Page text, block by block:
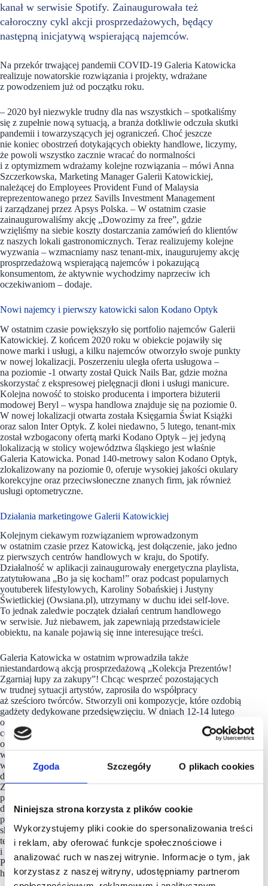
Zgoda Szczegóły O plikach cookies
Niniejsza strona korzysta z plików cookie
Wykorzystujemy pliki cookie do spersonalizowania treści
i reklam, aby oferować funkcje społecznościowe i
analizować ruch w naszej witrynie. Informacje o tym, jak
korzystasz z naszej witryny, udostępniamy partnerom
kanał w serwisie Spotify. Zainaugurowała też
całoroczny cykl akcji prosprzedażowych, będący
następną inicjatywą wspierającą najemców.
Na przekór trwającej pandemii COVID-19 Galeria Katowicka
realizuje nowatorskie rozwiązania i projekty, wdrażane
z powodzeniem już od początku roku.
– 2020 był niezwykle trudny dla nas wszystkich – spotkaliśmy
się z zupełnie nową sytuacją, a branża dotkliwie odczuła skutki
pandemii i towarzyszących jej ograniczeń. Choć jeszcze
nie koniec obostrzeń dotykających obiekty handlowe, liczymy,
że powoli wszystko zacznie wracać do normalności
i z optymizmem wdrażamy kolejne rozwiązania – mówi Anna
Szczerkowska, Marketing Manager Galerii Katowickiej,
należącej do Employees Provident Fund of Malaysia
reprezentowanego przez Savills Investment Management
i zarządzanej przez Apsys Polska. – W ostatnim czasie
zainaugurowaliśmy akcję „Dowozimy za free”, gdzie
wzięliśmy na siebie koszty dostarczania zamówień do klientów
z naszych lokali gastronomicznych. Teraz realizujemy kolejne
wyzwania – wzmacniamy nasz tenant-mix, inaugurujemy akcję
prosprzedażową wspierającą najemców i pokazującą
konsumentom, że aktywnie wychodzimy naprzeciw ich
oczekiwaniom – dodaje.
Nowi najemcy i pierwszy katowicki salon Kodano Optyk
W ostatnim czasie powiększyło się portfolio najemców Galerii
Katowickiej. Z końcem 2020 roku w obiekcie pojawiły się
nowe marki i usługi, a kilku najemców otworzyło swoje punkty
w nowej lokalizacji. Poszerzeniu uległa oferta usługowa –
na poziomie -1 otwarty został Quick Nails Bar, gdzie można
skorzystać z ekspresowej pielęgnacji dłoni i usługi manicure.
Kolejna nowość to stoisko producenta i importera biżuterii
modowej Beryl – wyspa handlowa znajduje się na poziomie 0.
W nowej lokalizacji otwarta została Księgarnia Świat Książki
oraz salon Inter Optyk. Z kolei niedawno, 5 lutego, tenant-mix
został wzbogacony ofertą marki Kodano Optyk – jej jedyną
lokalizacją w stolicy województwa śląskiego jest właśnie
Galeria Katowicka. Ponad 140-metrowy salon Kodano Optyk,
zlokalizowany na poziomie 0, oferuje wysokiej jakości okulary
korekcyjne oraz przeciwsłoneczne znanych firm, jak również
usługi optometryczne.
Działania marketingowe Galerii Katowickiej
Kolejnym ciekawym rozwiązaniem wprowadzonym
w ostatnim czasie przez Katowicką, jest dołączenie, jako jedno
z pierwszych centrów handlowych w kraju, do Spotify.
Działalność w aplikacji zainaugurowały energetyczna playlista,
zatytułowana „Bo ja się kocham!” oraz podcast popularnych
youtuberek lifestylowych, Karoliny Sobańskiej i Justyny
Świetlickiej (Owsiana.pl), utrzymany w duchu idei self-love.
To jednak zaledwie początek działań centrum handlowego
w serwisie. Już niebawem, jak zapewniają przedstawiciele
obiektu, na kanale pojawią się inne interesujące treści.
Galeria Katowicka w ostatnim wprowadziła także
niestandardową akcją prosprzedażową „Kolekcja Prezentów!
Zgarniaj łupy za zakupy”! Chcąc wesprzeć pozostających
w trudnej sytuacji artystów, zaprosiła do współpracy
aż sześcioro twórców. Stworzyli oni kompozycje, które ozdobią
gadżety dedykowane przedsięwzięciu. W dniach 12-14 lutego
odbyła się już pierwsza edycja cyklu akcji. Klienci śląskiego
centrum handlowego za zakupy na kwotę powyżej 150 zł
otrzymywali karty podarunkowe o wartości 50 zł zapakowane
w etui projektu Ryskiego. Z kolei w marcowej odsłonie
wydarzenia za podobną aktywność zdobędą małe, użytkowe
dzieła sztuki z limitowanej edycji. „Kolekcja Prezentów!
Zgarnij łupy za zakupy” będzie organizowana co miesiąc,
przez cały rok. Z Galerii Katowickiej płyną też świetne wieści
dla miłośników kultowego i cieszącego się niebywałą
popularnością projektu darmowych konsultacji z personal
shopperką – od lutego kilkukrotnie zwiększono liczbę
terminów spotkań. Prowadzi je specjalistka od wizerunku
i autorka książki „Po drugiej stronie lustra”, Agata Dominik-
Piętka. Indywidualne terminy można rezerwować pod adresem:
https://galeriakatowicka.eu/stylistka/.